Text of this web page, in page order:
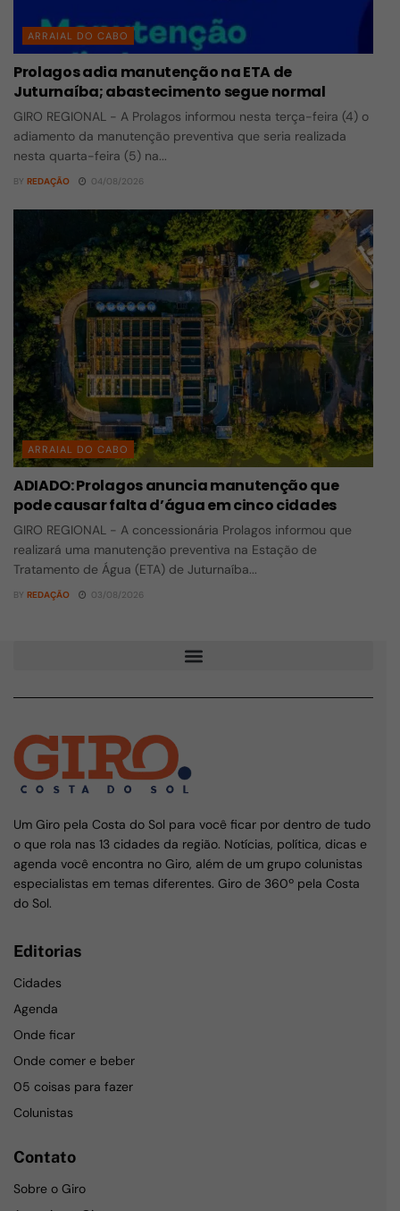
ARRAIAL DO CABO
Prolagos adia manutenção na ETA de
Juturnaíba; abastecimento segue normal
GIRO REGIONAL - A Prolagos informou nesta terça-feira (4) o
adiamento da manutenção preventiva que seria realizada
nesta quarta-feira (5) na...
BY REDAÇÃO 04/08/2026
ARRAIAL DO CABO
ADIADO: Prolagos anuncia manutenção que
pode causar falta d’água em cinco cidades
GIRO REGIONAL - A concessionária Prolagos informou que
realizará uma manutenção preventiva na Estação de
Tratamento de Água (ETA) de Juturnaíba...
BY REDAÇÃO 03/08/2026
Um Giro pela Costa do Sol para você ficar por dentro de tudo
o que rola nas 13 cidades da região. Notícias, política, dicas e
agenda você encontra no Giro, além de um grupo colunistas
especialistas em temas diferentes. Giro de 360º pela Costa
do Sol.
Editorias
Cidades
Agenda
Onde ficar
Onde comer e beber
05 coisas para fazer
Colunistas
Contato
Sobre o Giro